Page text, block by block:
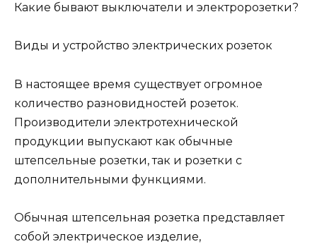
Какие бывают выключатели и электророзетки?
Виды и устройство электрических розеток
В настоящее время существует огромное
количество разновидностей розеток.
Производители электротехнической
продукции выпускают как обычные
штепсельные розетки, так и розетки с
дополнительными функциями.
Обычная штепсельная розетка представляет
собой электрическое изделие,